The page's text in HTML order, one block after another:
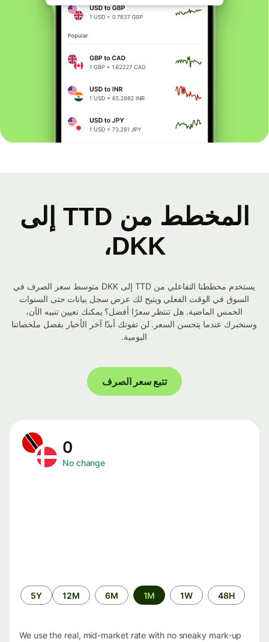
المخطط من TTD إلى
DKK،
يستخدم مخططنا التفاعلي من TTD إلى DKK متوسط ​​سعر الصرف في
السوق في الوقت الفعلي ويتيح لك عرض سجل بيانات حتى السنوات
الخمس الماضية. هل تنتظر سعرًا أفضل؟ يمكنك تعيين تنبيه الآن،
وسنخبرك عندما يتحسن السعر. لن تفوتك أبدًا آخر الأخبار بفضل ملخصاتنا
اليومية.
تتبع سعر الصرف
No change
الفترة
الزمنية
48H
1W
1M
6M
12M
5Y
We use the real, mid-market rate with no sneaky mark-up